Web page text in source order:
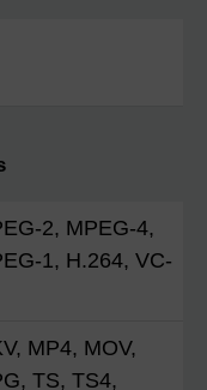
2, MPEG-4,
1, H.264, VC-
MP4, MOV,
TS, TS4,